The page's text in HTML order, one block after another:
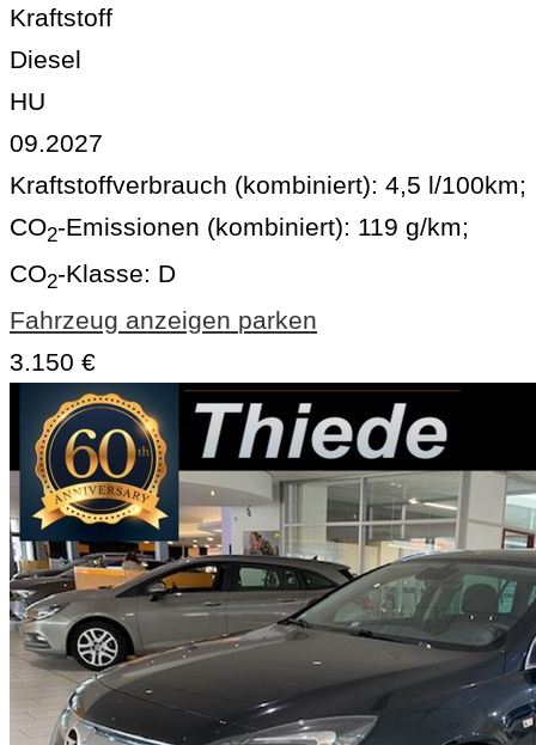
Kraftstoff
Diesel
HU
09.2027
Kraftstoffverbrauch (kombiniert): 4,5 l/100km;
CO2-Emissionen (kombiniert): 119 g/km;
CO2-Klasse: D
Fahrzeug anzeigen parken
3.150 €